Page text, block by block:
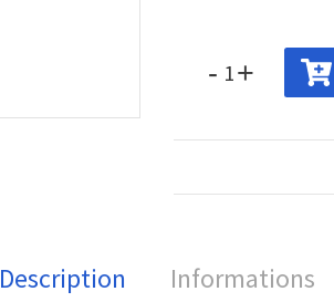
- +
Description Informations